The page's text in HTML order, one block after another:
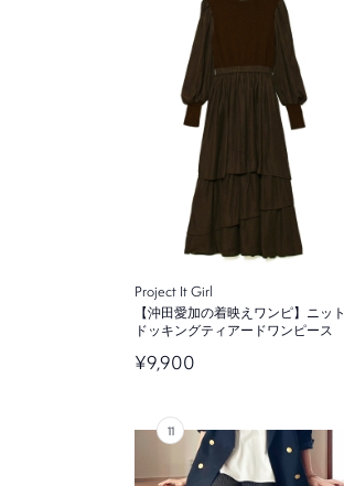
Project It Girl
【沖田愛加の着映えワンピ】ニット
ドッキングティアードワンピース
¥9,900